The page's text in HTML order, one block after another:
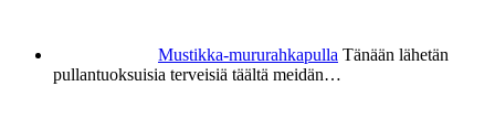
Mustikka-mururahkapulla Tänään lähetän
pullantuoksuisia terveisiä täältä meidän…